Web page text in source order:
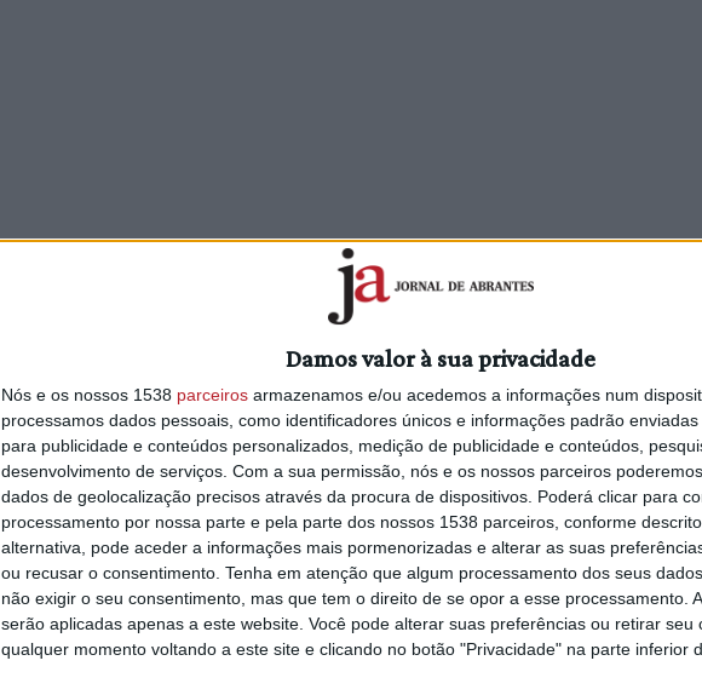
Damos valor à sua privacidade
Nós e os nossos 1538 parceiros armazenamos e/ou acedemos a informações num
processamos dados pessoais, como identificadores únicos e informações padrão
para publicidade e conteúdos personalizados, medição de publicidade e conteúdos,
desenvolvimento de serviços. Com a sua permissão, nós e os nossos parceiros
dados de geolocalização precisos através da procura de dispositivos. Poderá clicar para
processamento por nossa parte e pela parte dos nossos 1538 parceiros, conforme
alternativa, pode aceder a informações mais pormenorizadas e alterar as suas
ou recusar o consentimento. Tenha em atenção que algum processamento dos seus
não exigir o seu consentimento, mas que tem o direito de se opor a esse processamento.
serão aplicadas apenas a este website. Você pode alterar suas preferências ou retirar seu
qualquer momento voltando a este site e clicando no botão "Privacidade" na parte inferior